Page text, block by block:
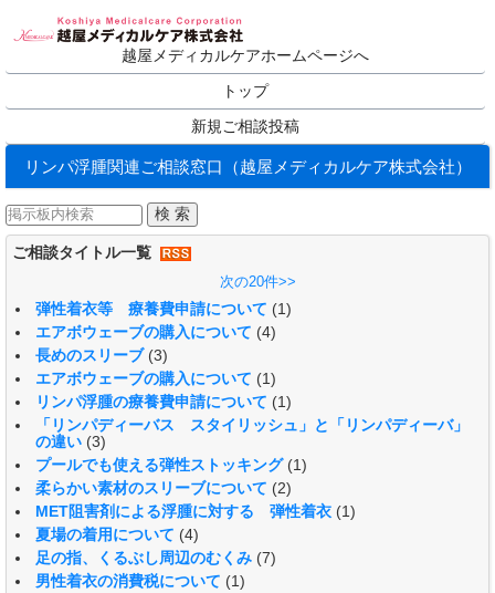
越屋メディカルケアホームページへ
トップ
新規ご相談投稿
リンパ浮腫関連ご相談窓口（越屋メディカルケア株式会社）
ご相談タイトル一覧
次の20件>>
弾性着衣等 療養費申請について (1)
エアボウェーブの購入について (4)
長めのスリーブ (3)
エアボウェーブの購入について (1)
リンパ浮腫の療養費申請について (1)
「リンパディーバス スタイリッシュ」と「リンパディーバ」
の違い (3)
プールでも使える弾性ストッキング (1)
柔らかい素材のスリーブについて (2)
MET阻害剤による浮腫に対する 弾性着衣 (1)
夏場の着用について (4)
足の指、くるぶし周辺のむくみ (7)
男性着衣の消費税について (1)